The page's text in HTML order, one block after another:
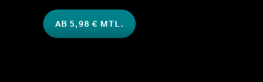
AB 5,98 € MTL.